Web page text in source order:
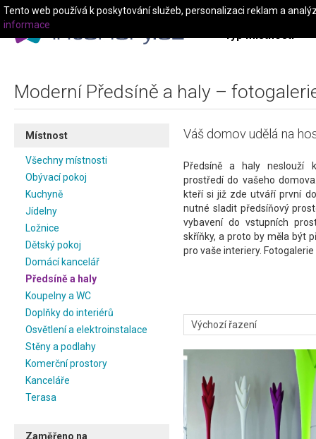
Typ místnosti
Moderní Předsíně a haly –
Místnost
Všechny místnosti
Obývací pokoj
Kuchyně
Jídelny
Ložnice
Dětský pokoj
Domácí kancelář
Předsíně a haly
Koupelny a WC
Doplňky do interiérů
Osvětlení a elektroinstalace
Stěny a podlahy
Komerční prostory
Kanceláře
Terasa
Zaměřeno na
Váš domov udělá na
Předsíně a haly neslouží
prostředí do vašeho
kteří si již zde utváří první
nutné sladit předsíňový
vybavení do vstupních
skříňky, a proto by měla být
pro vaše interiery.
Tento web používá k poskytování služeb, personalizaci reklam a
informace